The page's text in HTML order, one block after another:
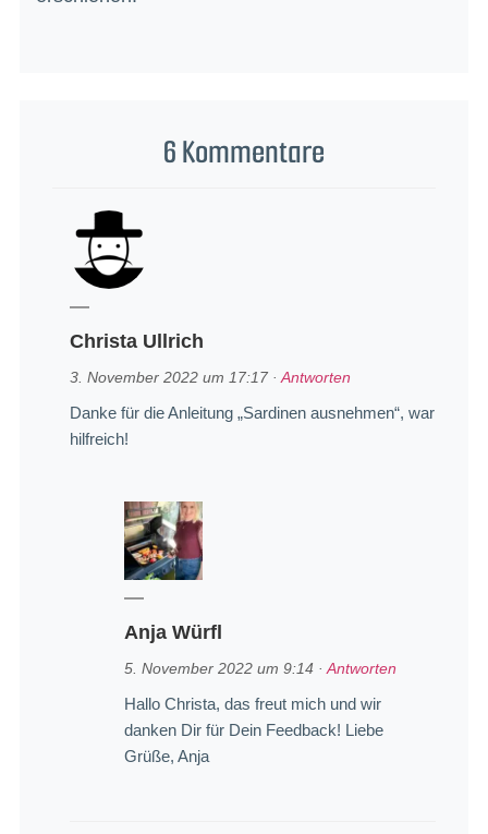
6 Kommentare
Christa Ullrich
3. November 2022 um 17:17· Antworten
Danke für die Anleitung „Sardinen ausnehmen“, war
hilfreich!
Anja Würfl
5. November 2022 um 9:14· Antworten
Hallo Christa, das freut mich und wir
danken Dir für Dein Feedback! Liebe
Grüße, Anja